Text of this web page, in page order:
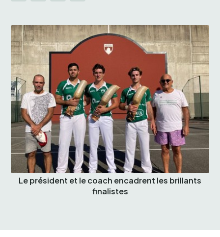
Le président et le coach encadrent les brillants
finalistes